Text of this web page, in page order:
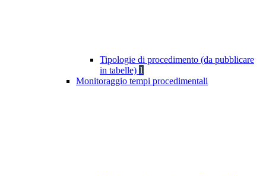
Tipologie di procedimento (da pubblicare
in tabelle) 1
Monitoraggio tempi procedimentali